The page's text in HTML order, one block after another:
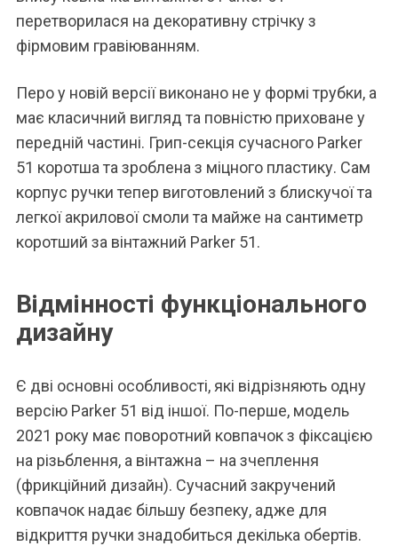
перетворилася на декоративну стрічку з
фірмовим гравіюванням.
Перо у новій версії виконано не у формі трубки, а
має класичний вигляд та повністю приховане у
передній частині. Грип-секція сучасного Parker
51 коротша та зроблена з міцного пластику. Сам
корпус ручки тепер виготовлений з блискучої та
легкої акрилової смоли та майже на сантиметр
коротший за вінтажний Parker 51.
Відмінності функціонального
дизайну
Є дві основні особливості, які відрізняють одну
версію Parker 51 від іншої. По-перше, модель
2021 року має поворотний ковпачок з фіксацією
на різьблення, а вінтажна – на зчеплення
(фрикційний дизайн). Сучасний закручений
ковпачок надає більшу безпеку, адже для
відкриття ручки знадобиться декілька обертів.